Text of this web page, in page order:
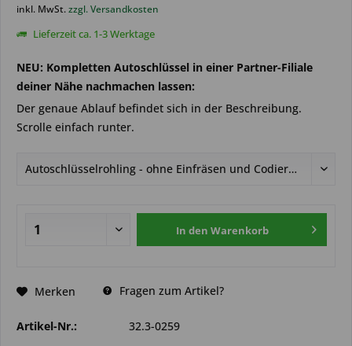
inkl. MwSt.zzgl. Versandkosten
Lieferzeit ca. 1-3 Werktage
NEU: Kompletten Autoschlüssel in einer Partner-Filiale
deiner Nähe nachmachen lassen:
Der genaue Ablauf befindet sich in der Beschreibung.
Scrolle einfach runter.
In den Warenkorb
Merken Fragen zum Artikel?
Artikel-Nr.: 32.3-0259